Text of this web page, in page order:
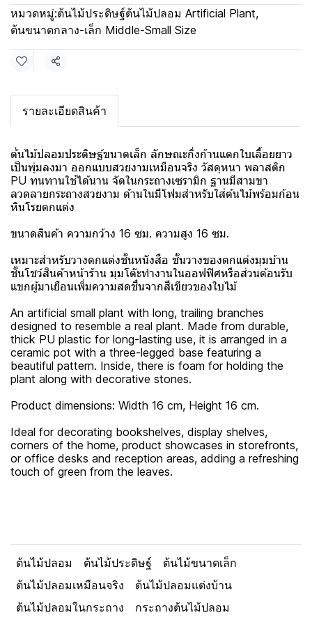
หมวดหมู่:ต้นไม้ประดิษฐ์ต้นไม้ปลอม Artificial Plant,
ต้นขนาดกลาง-เล็ก Middle-Small Size
แชร์
รายละเอียดสินค้า
ต้่นไม้ปลอมประดิษฐ์ขนาดเล็ก ลักษณะกิ่งก้านแตกใบเลื้อยยาว
เป็นพุ่มลงมา ออกแบบสวยงามเหมือนจริง วัสดุหนา พลาสติก
PU ทนทานใช้ได้นาน จัดในกระถางเซรามิก ฐานมีสามขา
ลวดลายกระถางสวยงาม ด้านในมีโฟมสำหรับใส่ต้นไม้พร้อมก้อน
หินโรยตกแต่ง
ขนาดสินค้า ความกว้าง 16 ซม. ความสูง 16 ซม.
เหมาะสำหรับวางตกแต่งชั้นหนังสือ ชั้นวางของตกแต่งมุมบ้าน
ชั้นโชว์สินค้าหน้าร้าน มุมโต๊ะทำงานในออฟฟิศหรือส่วนต้อนรับ
แขกผู้มาเยือนเพิ่มความสดชื่นจากสีเขียวของใบไม้
An artificial small plant with long, trailing branches
designed to resemble a real plant. Made from durable,
thick PU plastic for long-lasting use, it is arranged in a
ceramic pot with a three-legged base featuring a
beautiful pattern. Inside, there is foam for holding the
plant along with decorative stones.
Product dimensions: Width 16 cm, Height 16 cm.
Ideal for decorating bookshelves, display shelves,
corners of the home, product showcases in storefronts,
or office desks and reception areas, adding a refreshing
touch of green from the leaves.
ต้นไม้ปลอม ต้นไม้ประดิษฐ์
ต้นไม้ขนาดเล็ก
ต้นไม้ปลอมเหมือนจริง
ต้นไม้ปลอมแต่งบ้าน
ต้นไม้ปลอมในกระถาง
กระถางต้นไม้ปลอม